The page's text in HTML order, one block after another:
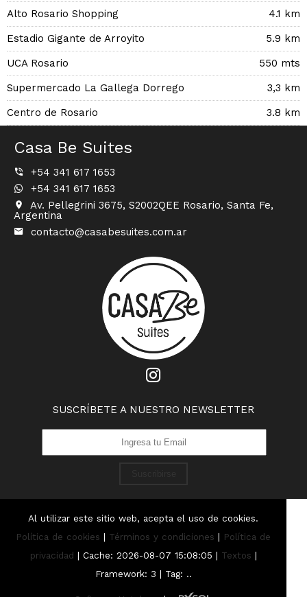
Alto Rosario Shopping
4.1 km
Estadio Gigante de Arroyito
5.9 km
UCA Rosario
550 mts
Supermercado La Gallega Dorrego
3,3 km
Centro de Rosario
3.8 km
Casa Be Suites
+54 341 617 1653
+54 341 617 1653
Av. Pellegrini 3675, S2002QEE Rosario, Santa Fe,
Argentina
contacto@casabesuites.com.ar
SUSCRÍBETE A NUESTRO NEWSLETTER
Al utilizar este sitio web, acepta el uso de cookies.
Política de cookies | Términos y condiciones | Política de
privacidad | Cache: 2026-08-07 15:08:05 | Textos |
Framework: 3 | Tag: ..